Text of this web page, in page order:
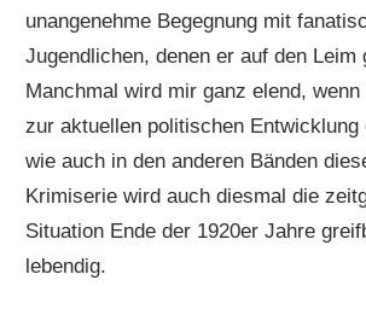
unangenehme Begegnung mit
Jugendlichen, denen er auf den Leim
Manchmal wird mir ganz elend,
zur aktuellen politischen Entwicklung
wie auch in den anderen Bänden
Krimiserie wird auch diesmal die
Situation Ende der 1920er Jahre
lebendig.